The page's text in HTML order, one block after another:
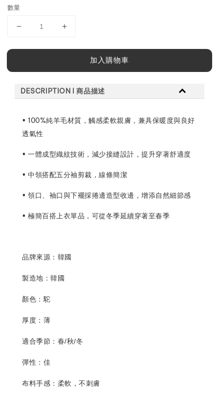
數量
加入購物車
DESCRIPTION l 商品描述
• 100%純羊毛材質，觸感柔軟親膚，兼具保暖度與良好
透氣性
• 一體成型織紋技術，減少接縫設計，提升穿著舒適度
• 中領搭配五分袖剪裁，線條簡潔
• 領口、袖口與下襬採捲邊造型收邊，增添自然細節感
• 極簡百搭上衣單品，可從冬季延續穿著至春季
品牌來源：韓國
製造地：韓國
顏色：駝
厚度： 薄
適合季節：春/秋/冬
彈性：佳
布料手感：柔軟，不刺膚